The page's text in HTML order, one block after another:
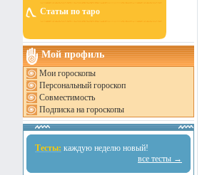
Статьи по таро
Мой профиль
Мои гороскопы
Персональный гороскоп
Совместимость
Подписка на гороскопы
Тесты: каждую неделю новый!
все тесты →